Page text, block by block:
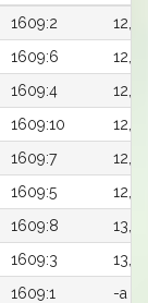
1609:2
12,3a
1609:6
12,6a
1609:4
12,7a
1609:10
12,7a
1609:7
12,8a
1609:5
12,9a
1609:8
13,0a
1609:3
13,0a
1609:1
-a